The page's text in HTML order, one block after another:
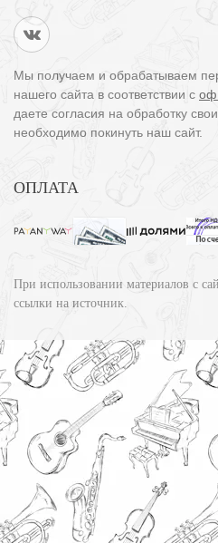
Мы получаем и обрабатываем
нашего сайта в соответствии с
даете согласия на обработку
необходимо покинуть наш сайт.
ОПЛАТА
При использовании материалов с
ссылки на источник.